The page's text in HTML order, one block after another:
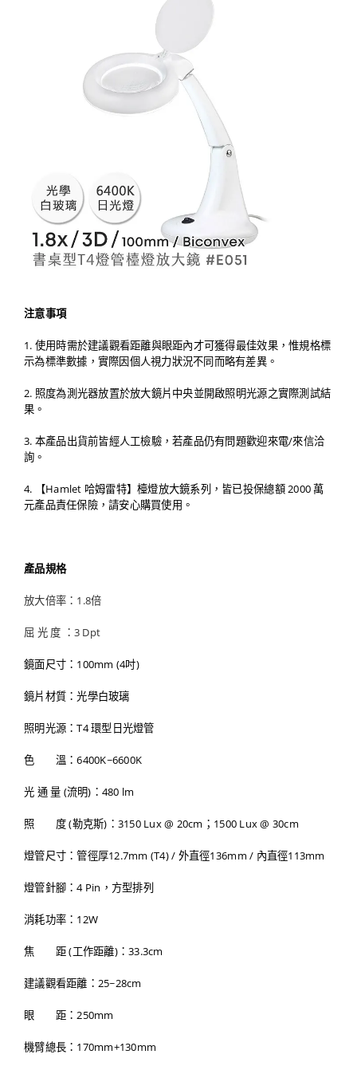
注意事項
1. 使用時需於建議觀看距離與眼距內才可獲得最佳效果，惟規格標
示為標準數據，實際因個人視力狀況不同而略有差異。
2. 照度為測光器放置於放大鏡片中央並開啟照明光源之實際測試結
果。
3. 本產品出貨前皆經人工檢驗，若產品仍有問題歡迎來電/來信洽
詢。
4. 【Hamlet 哈姆雷特】檯燈放大鏡系列，皆已投保總額 2000 萬
元產品責任保險，請安心購買使用。
產品規格
放大倍率：1.8倍
屈 光 度 ：3 Dpt
鏡面尺寸：100mm (4吋)
鏡片材質：光學白玻璃
照明光源：T4 環型日光燈管
色 溫：6400K~6600K
光 通 量 (流明)：480 lm
照 度 (勒克斯)：3150 Lux @ 20cm；1500 Lux @ 30cm
燈管尺寸：管徑厚12.7mm (T4) / 外直徑136mm / 內直徑113mm
燈管針腳：4 Pin，方型排列
消耗功率：12W
焦 距 (工作距離)：33.3cm
建議觀看距離：25~28cm
眼 距：250mm
機臂總長：170mm+130mm